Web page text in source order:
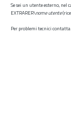
Se sei un utente esterno, nel
EXTRARER\nome utente
Per problemi tecnici contatta